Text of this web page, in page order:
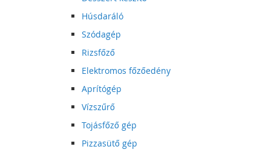
Húsdaráló
Szódagép
Rizsfőző
Elektromos főzőedény
Aprítógép
Vízszűrő
Tojásfőző gép
Pizzasütő gép